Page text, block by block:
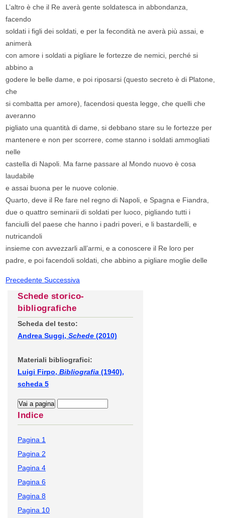
L’altro è che il Re averà gente soldatesca in abbondanza,
facendo
soldati i figli dei soldati, e per la fecondità ne averà più assai, e
animerà
con amore i soldati a pigliare le fortezze de nemici, perché si
abbino a
godere le belle dame, e poi riposarsi (questo secreto è di Platone,
che
si combatta per amore), facendosi questa legge, che quelli che
averanno
pigliato una quantità di dame, si debbano stare su le fortezze per
mantenere e non per scorrere, come stanno i soldati ammogliati
nelle
castella di Napoli. Ma farne passare al Mondo nuovo è cosa
laudabile
e assai buona per le nuove colonie.
Quarto, deve il Re fare nel regno di Napoli, e Spagna e Fiandra,
due o quattro seminarii di soldati per luoco, pigliando tutti i
fanciulli del paese che hanno i padri poveri, e li bastardelli, e
nutricandoli
insieme con avvezzarli all’armi, e a conoscere il Re loro per
padre, e poi facendoli soldati, che abbino a pigliare moglie delle
PrecedenteSuccessiva
Schede storico-
bibliografiche
Scheda del testo:
Andrea Suggi, Schede (2010)
Materiali bibliografici:
Luigi Firpo, Bibliografia (1940),
scheda 5
Indice
Pagina 1
Pagina 2
Pagina 4
Pagina 6
Pagina 8
Pagina 10